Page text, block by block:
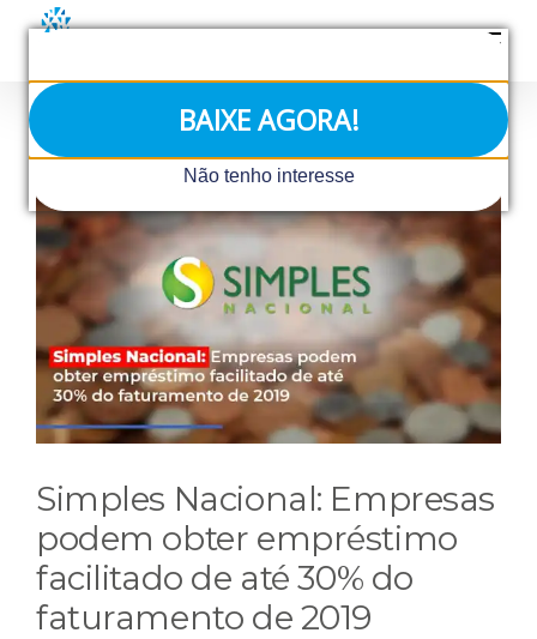
BAIXE AGORA!
Não tenho interesse
conteúdo
View
Larger
Image
Simples Nacional: Empresas
podem obter empréstimo
facilitado de até 30% do
faturamento de 2019